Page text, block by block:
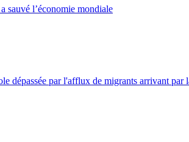
sauvé l’économie mondiale
dépassée par l'afflux de migrants arrivant par